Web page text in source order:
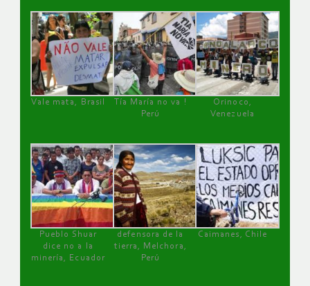
Vale mata, Brasil
Tía María no va !
Perú
Orinoco,
Venezuela
Pueblo Shuar
dice no a la
minería, Ecuador
defensora de la
tierra, Melchora,
Perú
Caimanes, Chile